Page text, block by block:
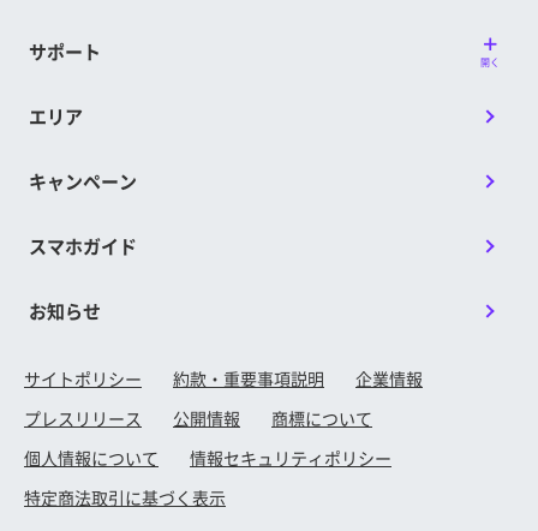
サポート 開く
エリア
キャンペーン
スマホガイド
お知らせ
サイトポリシー 約款・重要事項説明
企業情報
プレスリリース
公開情報
商標について
個人情報について
情報セキュリティポリシー
特定商法取引に基づく表示